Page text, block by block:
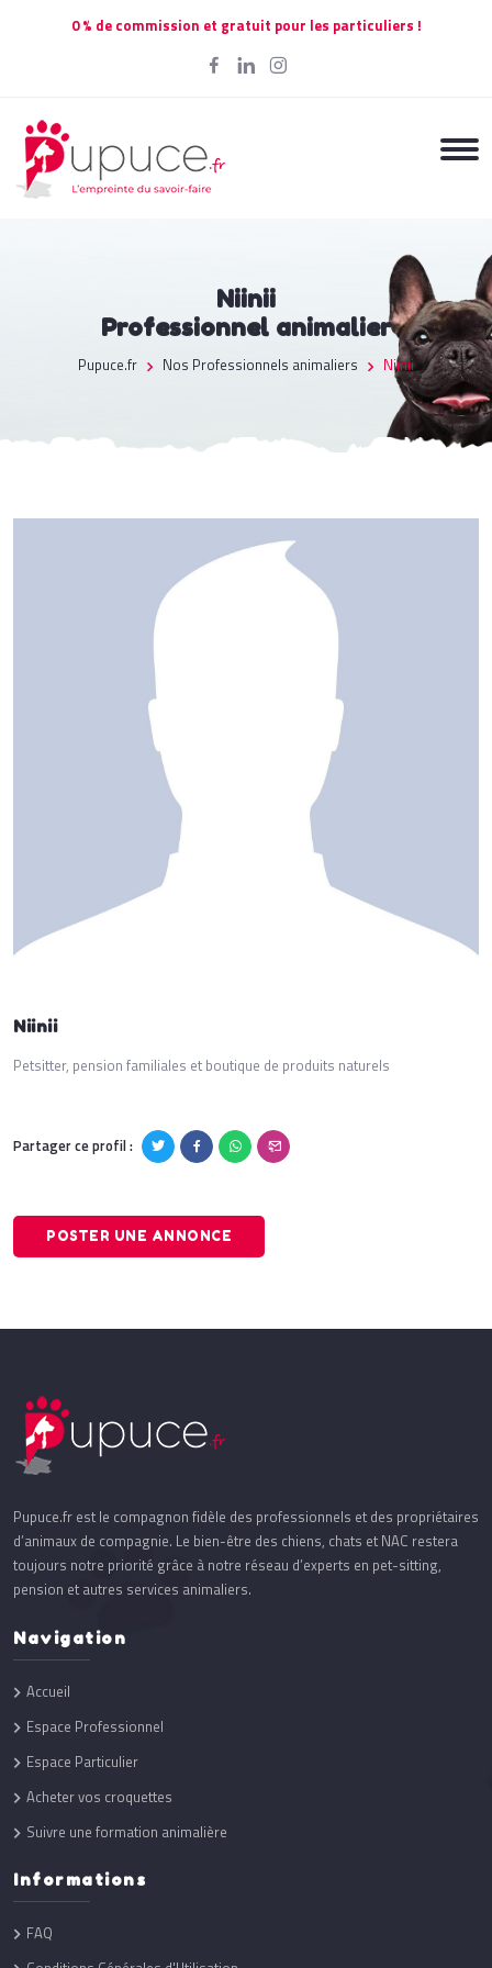
0 % de commission et gratuit pour les particuliers !
Niinii
Professionnel animalier
Pupuce.fr Nos Professionnels animaliers Niinii
Niinii
Petsitter, pension familiales et boutique de produits naturels
Partager ce profil :
POSTER UNE ANNONCE
Pupuce.fr est le compagnon fidèle des professionnels et des propriétaires
d’animaux de compagnie. Le bien-être des chiens, chats et NAC restera
toujours notre priorité grâce à notre réseau d’experts en pet-sitting,
pension et autres services animaliers.
Navigation
Accueil
Espace Professionnel
Espace Particulier
Acheter vos croquettes
Suivre une formation animalière
Informations
FAQ